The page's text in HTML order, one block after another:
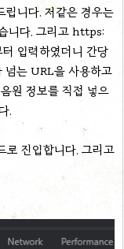
립니다. 저같은 경우는
니다. 그리고 https:
입력하였더니 간당
넘는 URL을 사용하고
원 정보를 직접 넣으
.
로 진입합니다. 그리고